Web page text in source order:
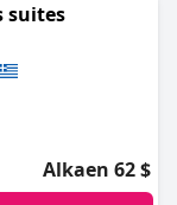
suites
Alkaen 62 $